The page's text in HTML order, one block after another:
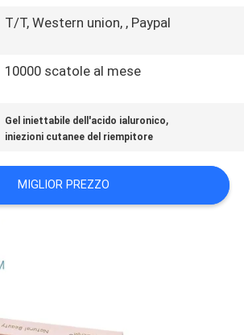
T/T, Western union, , Paypal
10000 scatole al mese
Gel iniettabile dell'acido ialuronico,
iniezioni cutanee del riempitore
MIGLIOR PREZZO